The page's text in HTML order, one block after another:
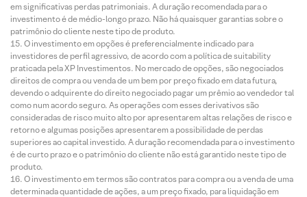
em significativas perdas patrimoniais. A duração recomendada para o
investimento é de médio-longo prazo. Não há quaisquer garantias sobre o
patrimônio do cliente neste tipo de produto.
O investimento em opções é preferencialmente indicado para
investidores de perfil agressivo, de acordo com a política de suitability
praticada pela XP Investimentos. No mercado de opções, são negociados
direitos de compra ou venda de um bem por preço fixado em data futura,
devendo o adquirente do direito negociado pagar um prêmio ao vendedor tal
como num acordo seguro. As operações com esses derivativos são
consideradas de risco muito alto por apresentarem altas relações de risco e
retorno e algumas posições apresentarem a possibilidade de perdas
superiores ao capital investido. A duração recomendada para o investimento
é de curto prazo e o patrimônio do cliente não está garantido neste tipo de
produto.
O investimento em termos são contratos para compra ou a venda de uma
determinada quantidade de ações, a um preço fixado, para liquidação em